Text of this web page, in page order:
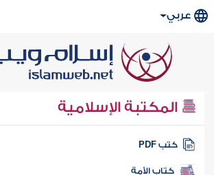
عربي
المكتبة الإسلامية
كتب PDF